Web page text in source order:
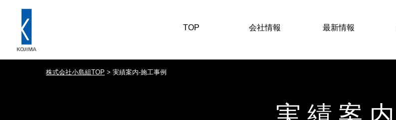
TOP 会社情報 最新情報
株式会社小島組TOP > 実績案内-施工事例